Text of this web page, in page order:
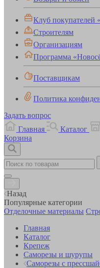
Клуб покупателей
Строителям
Организациям
Программа
Поставщикам
Политика
Задать вопрос
Главная
Каталог
Корзина
Назад
Популярные категории
Отделочные материалы
Главная
Каталог
Крепеж
Саморезы и шурупы
Саморезы с